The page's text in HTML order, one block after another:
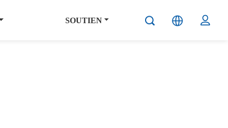
SOUTIEN